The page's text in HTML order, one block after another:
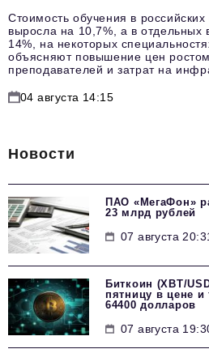
Стоимость обучения в российских
выросла на 10,7%, а в отдельных
14%, на некоторых
объясняют повышение цен
преподавателей и затрат на
04 августа 14:15
Новости
ПАО «МегаФон»
23 млрд рублей
07 августа
Биткоин (XBT/
пятницу в цене и
64400 долларов
07 августа